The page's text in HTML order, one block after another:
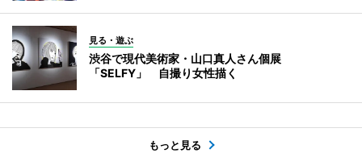
見る・遊ぶ
渋谷で現代美術家・山口真人さん個展
「SELFY」 自撮り女性描く
もっと見る